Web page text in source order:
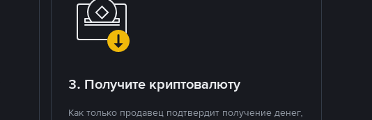
3. Получите криптовалюту
Как только продавец подтвердит получение денег,